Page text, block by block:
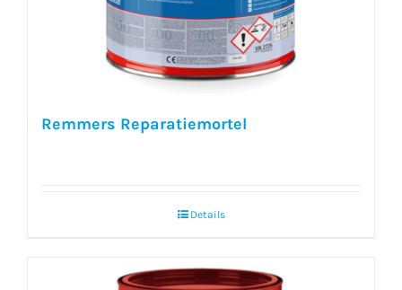
Remmers Reparatiemortel
Details